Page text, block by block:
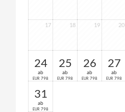
17 18 19 20
24
ab
EUR 798
25
ab
EUR 798
26
ab
EUR 798
27
ab
EUR 798
31
ab
EUR 798